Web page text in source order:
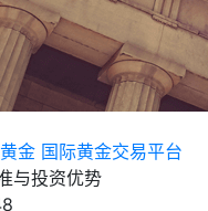
黄金 国际黄金交易平台
与投资优势